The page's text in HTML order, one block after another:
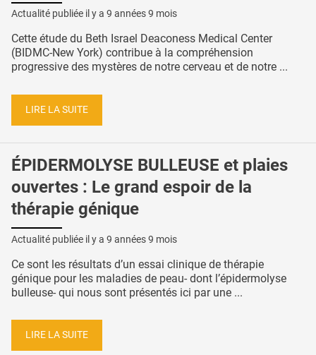
Actualité publiée il y a 9 années 9 mois
Cette étude du Beth Israel Deaconess Medical Center
(BIDMC-New York) contribue à la compréhension
progressive des mystères de notre cerveau et de notre ...
LIRE LA SUITE
ÉPIDERMOLYSE BULLEUSE et plaies
ouvertes : Le grand espoir de la
thérapie génique
Actualité publiée il y a 9 années 9 mois
Ce sont les résultats d’un essai clinique de thérapie
génique pour les maladies de peau- dont l’épidermolyse
bulleuse- qui nous sont présentés ici par une ...
LIRE LA SUITE